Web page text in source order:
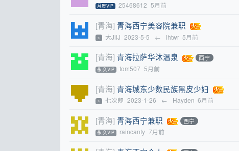
月度VIP 25468612 5月前
[青海] 青海西宁美容院兼职
⭐ 大JiiJ 2023-5-5 ← lhtwr 5月前
[青海] 青海拉萨华沐温泉 西宁
永.久VIP tom507 5月前
[青海] 青海城东少数民族黑皮少妇
⭐ 七次郎 2023-1-26 ← Hayden 6月前
[青海] 青海西宁兼职 西宁
永.久VIP raincanty 7月前